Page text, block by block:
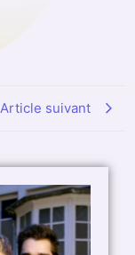
Article suivant